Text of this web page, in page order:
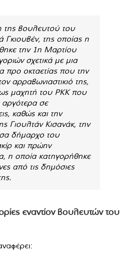
βουλευτού του
Γκιουβέν, της οποίας η
την 1η Μαρτίου
σχετικά με μια
προ οκταετίας που την
αρραβωνιαστικιό της,
μαχητή του PKK που
σε
καθώς και την
Γιουλτάν Κισανάκ, την
δήμαρχο του
και πρώην
η οποία κατηγορήθηκε
από τις δημόσιες
εναντίον βουλευτών του